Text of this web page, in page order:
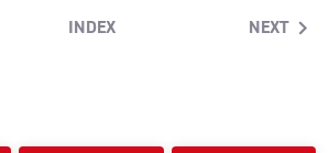
INDEX NEXT